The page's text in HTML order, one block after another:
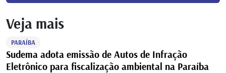
Veja mais
PARAÍBA
Sudema adota emissão de Autos de Infração
Eletrônico para fiscalização ambiental na Paraíba